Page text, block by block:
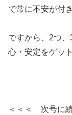
で常に不安が付
ですから、2つ
心・安定をゲッ
＜＜＜ 次号に